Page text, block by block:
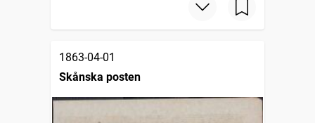
1863-04-01
Skånska posten